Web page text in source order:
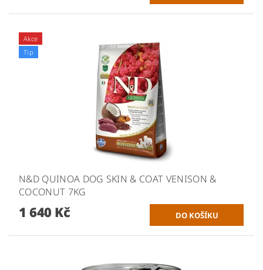
Akce
Tip
N&D QUINOA DOG SKIN & COAT VENISON &
COCONUT 7KG
1 640 Kč